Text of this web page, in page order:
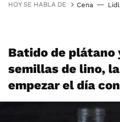
HOY SE HABLA DE Cena Lidl
Batido de plátano
semillas de lino,
empezar el día